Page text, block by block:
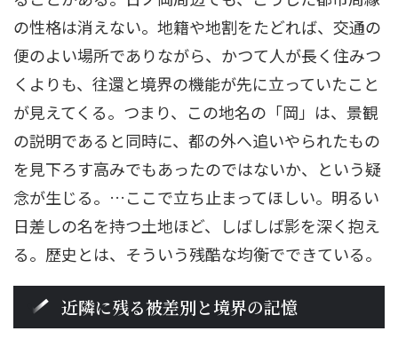
の性格は消えない。地籍や地割をたどれば、交通の
便のよい場所でありながら、かつて人が長く住みつ
くよりも、往還と境界の機能が先に立っていたこと
が見えてくる。つまり、この地名の「岡」は、景観
の説明であると同時に、都の外へ追いやられたもの
を見下ろす高みでもあったのではないか、という疑
念が生じる。…ここで立ち止まってほしい。明るい
日差しの名を持つ土地ほど、しばしば影を深く抱え
る。歴史とは、そういう残酷な均衡でできている。
近隣に残る被差別と境界の記憶